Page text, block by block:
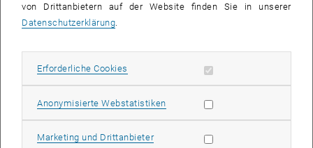
Dillner Bernhard, Architektur
Eberhart Manuel, Maschinenbau
Fromherz Thomas, Technische Informatik
Glamocak Sasa,Embedded Systems
Goritschnig Marcus,Software & Information Engineering
Griebenow Nicolas,Software Engineering & Internet Computing
Hauser Alexander, Wirtschaftsingenieurwesen – Maschinenbau
von Drittanbietern auf der Website finden Sie in unserer
Datenschutzerklärung
Erforderliche Cookies Erforderliche Cookies zulassen
Anonymisierte WebstatistikenStatistik Cookies zulassen
Marketing und DrittanbieterMarketing Cookies zulassen